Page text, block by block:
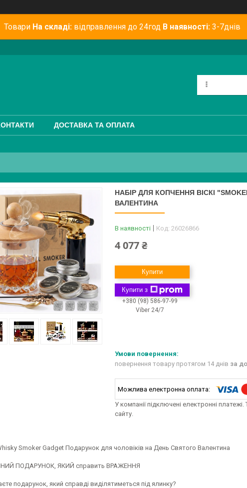
Товари На складі: відправлення до 24год В наявності: 3-7днів
ДОСТАВКА ТА ОПЛАТА
НАБІР ДЛЯ КОПЧЕННЯ ВІСКІ
ВАЛЕНТИНА
В наявності Код: 26026866
4 077 ₴
Купити
Купити з
+380 (98) 586-97-99
Viber 24/7
повернення товару протягом 14 днів за
У компанії підключені електронні
сайту.
Smoker Gadget Подарунок для чоловіків на День Святого Валентина
ПОДАРУНОК, ЯКИЙ справить ВРАЖЕННЯ
подарунок, який справді виділятиметься під ялинку?